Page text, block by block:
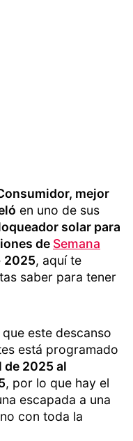
mejor
en uno de sus
solar para
de Semana
2025, aquí te
saber para tener
este descanso
está programado
de 2025 al
, por lo que hay el
escapada a una
con toda la